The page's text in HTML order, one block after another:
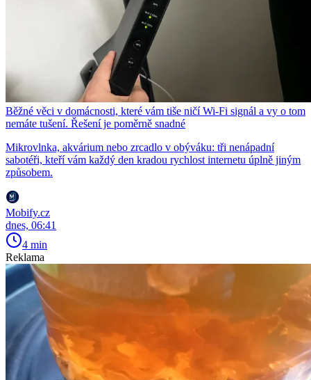
Běžné věci v domácnosti, které vám tiše ničí Wi-Fi signál a vy o tom
nemáte tušení. Řešení je poměrně snadné
Mikrovlnka, akvárium nebo zrcadlo v obýváku: tři nenápadní
sabotéři, kteří vám každý den kradou rychlost internetu úplně jiným
způsobem.
Mobify.cz
dnes, 06:41
4 min
Reklama